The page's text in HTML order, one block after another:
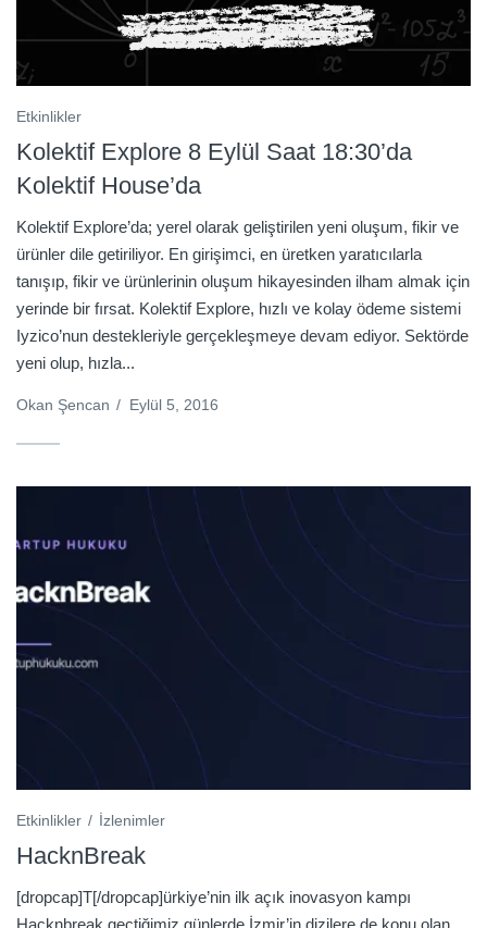
Etkinlikler
Kolektif Explore 8 Eylül Saat 18:30’da
Kolektif House’da
Kolektif Explore’da; yerel olarak geliştirilen yeni oluşum, fikir ve
ürünler dile getiriliyor. En girişimci, en üretken yaratıcılarla
tanışıp, fikir ve ürünlerinin oluşum hikayesinden ilham almak için
yerinde bir fırsat. Kolektif Explore, hızlı ve kolay ödeme sistemi
Iyzico’nun destekleriyle gerçekleşmeye devam ediyor. Sektörde
yeni olup, hızla...
Okan Şencan / Eylül 5, 2016
Etkinlikler İzlenimler
HacknBreak
[dropcap]T[/dropcap]ürkiye’nin ilk açık inovasyon kampı
Hacknbreak geçtiğimiz günlerde İzmir’in dizilere de konu olan